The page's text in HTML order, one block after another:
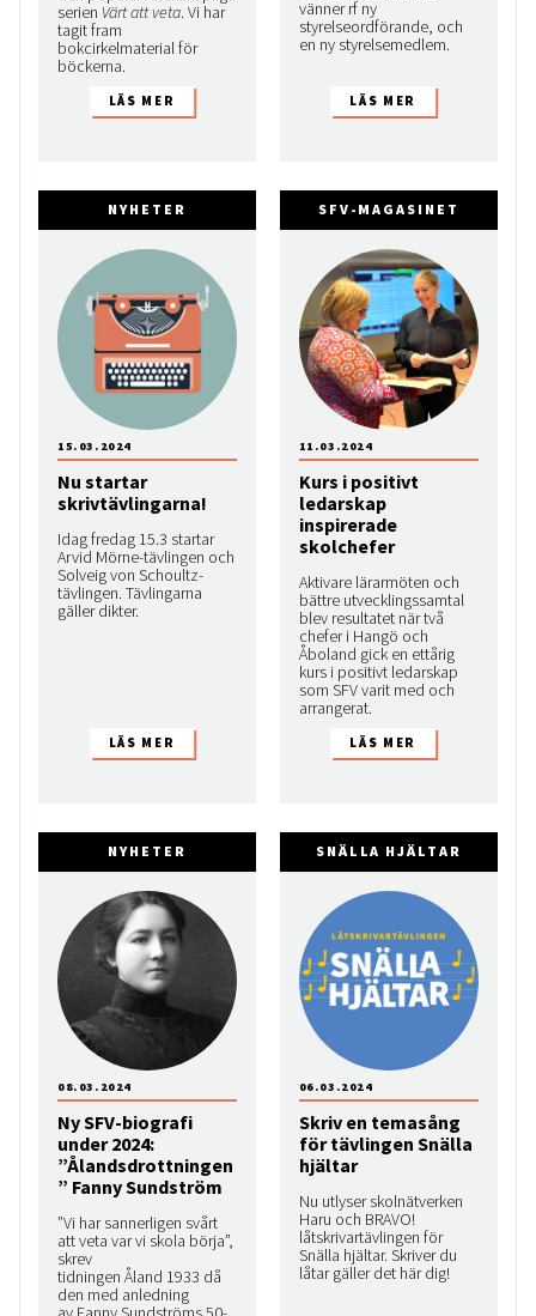
serien Värt att veta. Vi har
tagit fram
bokcirkelmaterial för
böckerna.
vänner rf ny
styrelseordförande, och
en ny styrelsemedlem.
NYHETER
Nu startar
skrivtävlingarna!
Idag fredag 15.3 startar
Arvid Mörne-tävlingen och
Solveig von Schoultz-
tävlingen. Tävlingarna
gäller dikter.
15.03.2024
SFV-MAGASINET
Kurs i positivt
ledarskap
inspirerade
skolchefer
Aktivare lärarmöten och
bättre utvecklingssamtal
blev resultatet när två
chefer i Hangö och
Åboland gick en ettårig
kurs i positivt ledarskap
som SFV varit med och
arrangerat.
11.03.2024
NYHETER
Ny SFV-biografi
under 2024:
”Ålandsdrottningen
” Fanny Sundström
”Vi har sannerligen svårt
att veta var vi skola börja”,
skrev
tidningen Åland 1933 då
den med anledning
08.03.2024
SNÄLLA HJÄLTAR
Skriv en temasång
för tävlingen Snälla
hjältar
Nu utlyser skolnätverken
Haru och BRAVO!
låtskrivartävlingen för
Snälla hjältar. Skriver du
låtar gäller det här dig!
06.03.2024